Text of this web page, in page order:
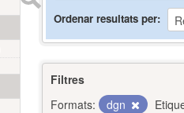
Ordenar resultats per
Filtres
Formats:
dgn